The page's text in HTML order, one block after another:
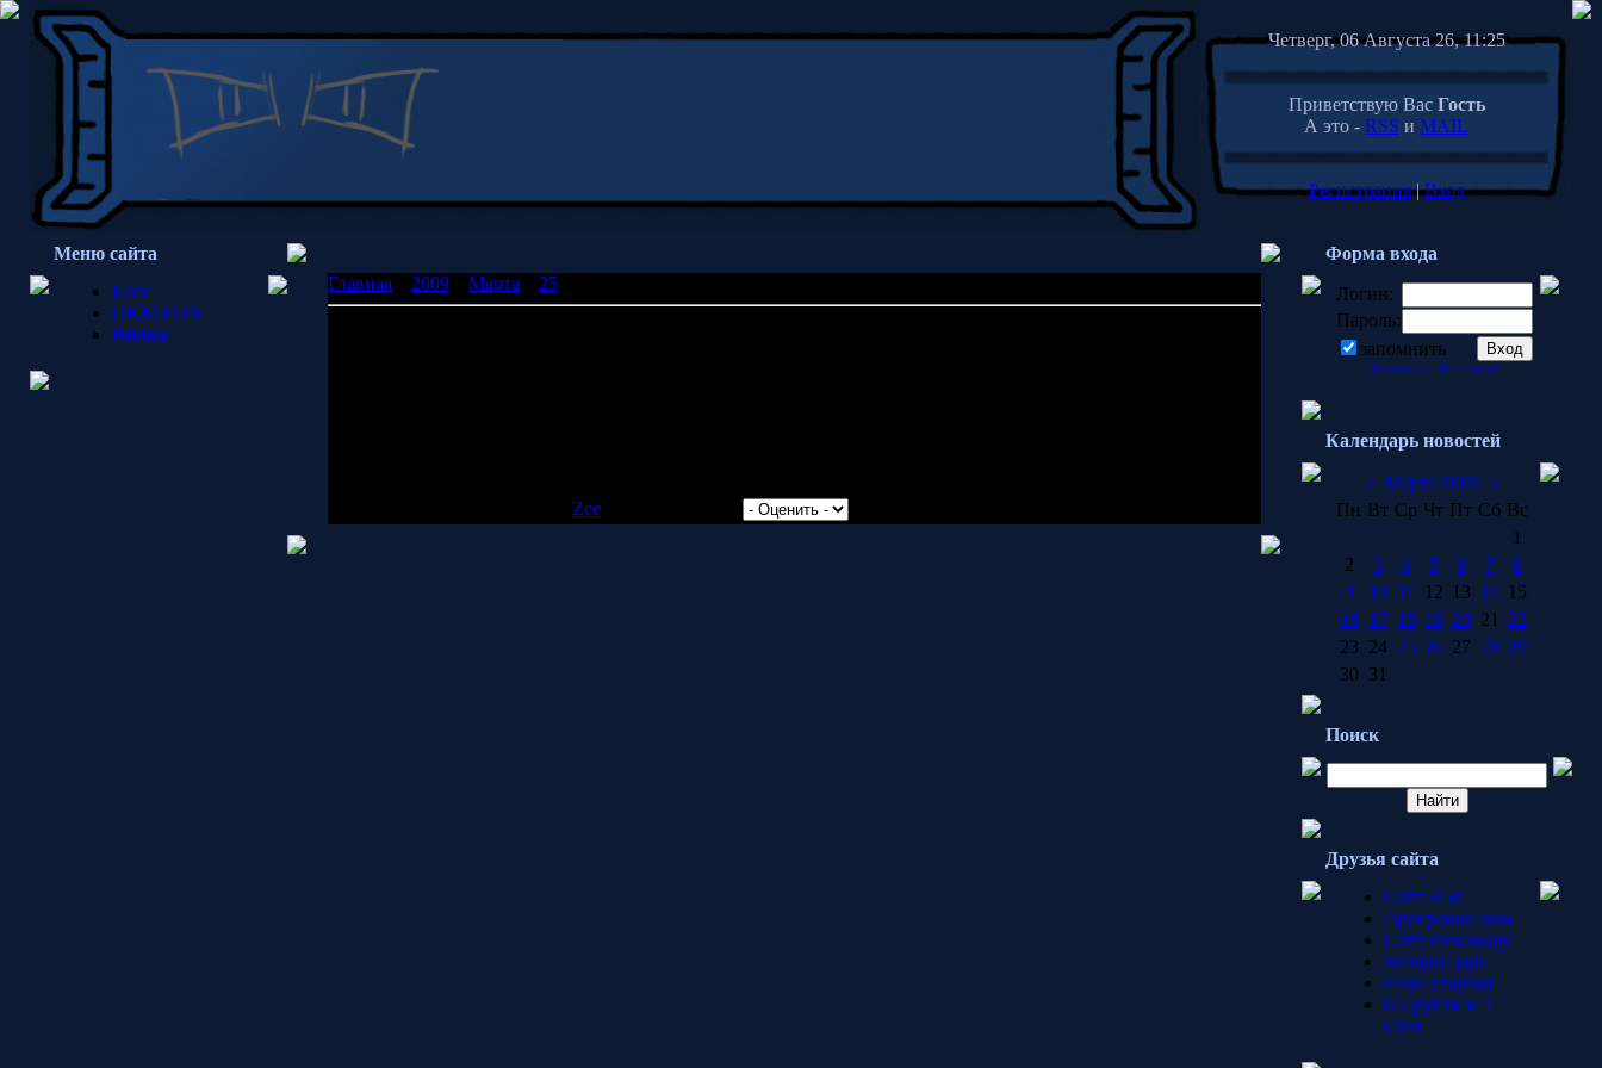
Четверг, 06 Августа 26, 11:25
Приветствую Вас Гость
А это - RSS и MAIL
Регистрация|Вход
Меню сайта
Блог
OKM FUN
Вилка
Главная 2009 Марта 25
Zee
Форма входа
Логин:
Пароль:
запомнить
Забыл пароль · Регистрация
Календарь новостей
« Марта 2009 »
Пн Вт Ср Чт Пт Сб Вс
1
2
3 4 5 6 7
8
9
10 11 12 13 14 15
16 17 18 19 20 21
22
23 24 25 26 27 28 29
30 31
Поиск
Друзья сайта
Сайт B5P
Програмки мои
Сайт шикамару
Коляды дарь
Форс стартап
0.5 рубля за 1
клик